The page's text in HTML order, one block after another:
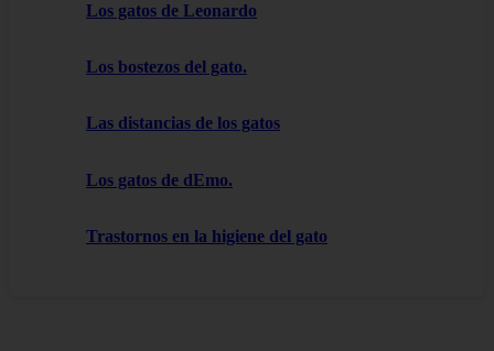
Los gatos de Leonardo
Los bostezos del gato.
Las distancias de los gatos
Los gatos de dEmo.
Trastornos en la higiene del gato